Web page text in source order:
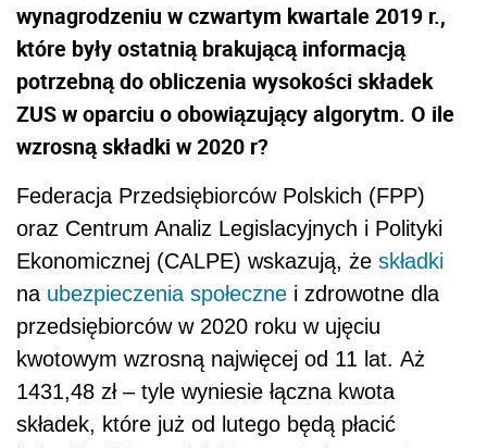
wynagrodzeniu w czwartym kwartale 2019 r.,
które były ostatnią brakującą informacją
potrzebną do obliczenia wysokości składek
ZUS w oparciu o obowiązujący algorytm. O ile
wzrosną składki w 2020 r?
Federacja Przedsiębiorców Polskich (FPP)
oraz Centrum Analiz Legislacyjnych i Polityki
Ekonomicznej (CALPE) wskazują, że składki
na ubezpieczenia społeczne i zdrowotne dla
przedsiębiorców w 2020 roku w ujęciu
kwotowym wzrosną najwięcej od 11 lat. Aż
1431,48 zł – tyle wyniesie łączna kwota
składek, które już od lutego będą płacić